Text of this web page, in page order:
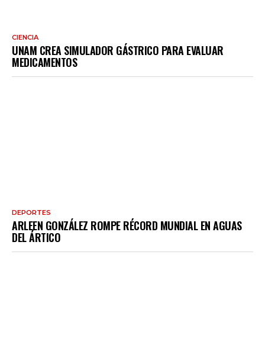
CIENCIA
UNAM CREA SIMULADOR GÁSTRICO PARA EVALUAR
MEDICAMENTOS
DEPORTES
ARLEEN GONZÁLEZ ROMPE RÉCORD MUNDIAL EN AGUAS
DEL ÁRTICO